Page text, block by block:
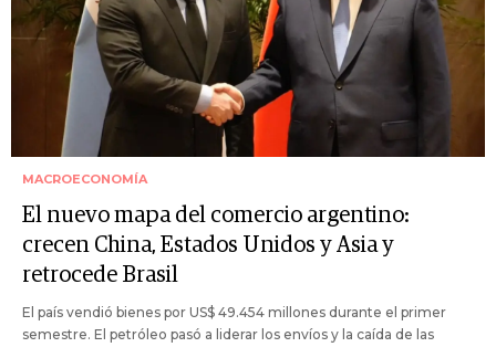
MACROECONOMÍA
El nuevo mapa del comercio argentino:
crecen China, Estados Unidos y Asia y
retrocede Brasil
El país vendió bienes por US$ 49.454 millones durante el primer
semestre. El petróleo pasó a liderar los envíos y la caída de las